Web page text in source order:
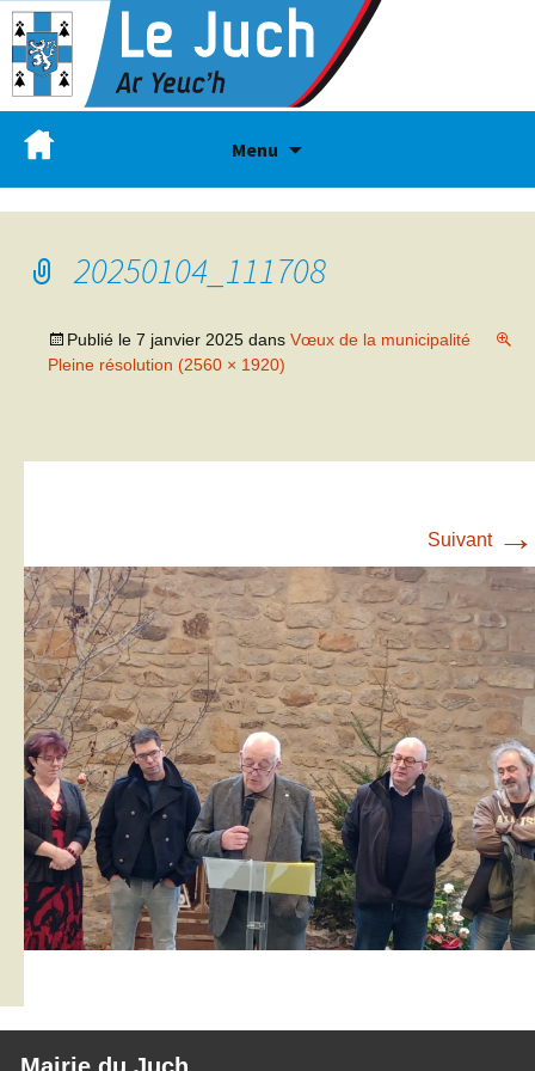
Menu
20250104_111708
Publié le 7 janvier 2025 dans Vœux de la municipalité
Pleine résolution (2560 × 1920)
Suivant →